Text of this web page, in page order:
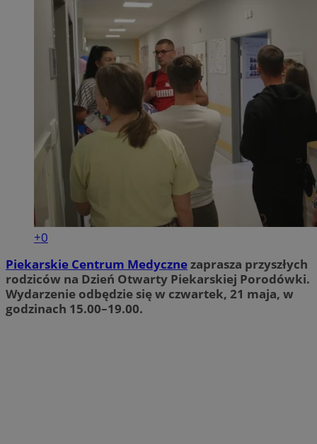
+0
Piekarskie Centrum Medycznezaprasza przyszłych
rodziców na Dzień Otwarty Piekarskiej Porodówki.
Wydarzenie odbędzie się w czwartek, 21 maja, w
godzinach 15.00–19.00.